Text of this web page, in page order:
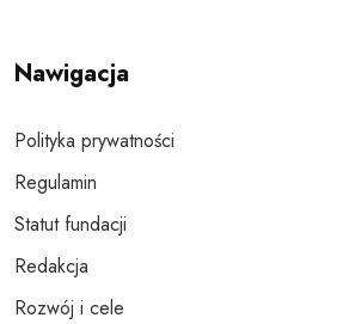
Nawigacja
Polityka prywatności
Regulamin
Statut fundacji
Redakcja
Rozwój i cele